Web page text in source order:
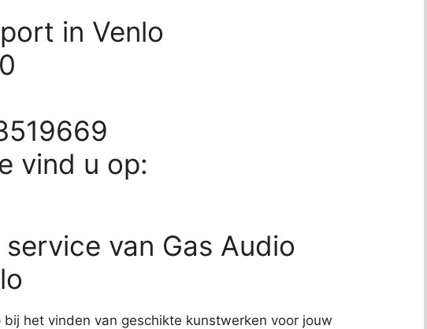
in Venlo
vind u op:
van Gas Audio
het vinden van geschikte kunstwerken voor jouw